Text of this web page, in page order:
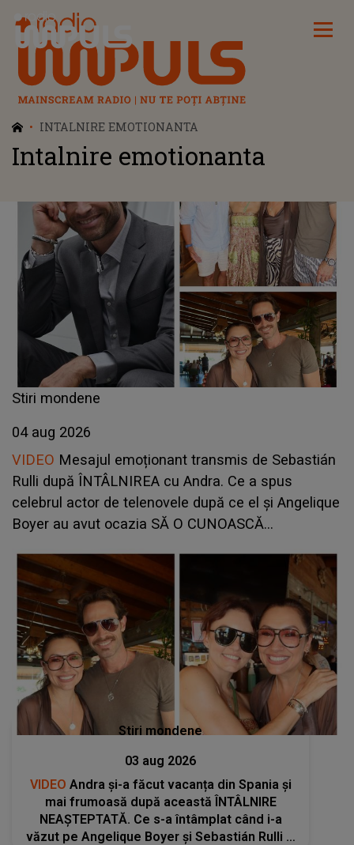
Radio Impuls
INTALNIRE EMOTIONANTA
Intalnire emotionanta
Stiri mondene
04 aug 2026
VIDEO Mesajul emoționant transmis de Sebastián
Rulli după ÎNTÂLNIREA cu Andra. Ce a spus
celebrul actor de telenovele după ce el și Angelique
Boyer au avut ocazia SĂ O CUNOASCĂ
Stiri mondene
03 aug 2026
VIDEO Andra și-a făcut vacanța din Spania și
mai frumoasă după această ÎNTÂLNIRE
NEAȘTEPTATĂ. Ce s-a întâmplat când i-a
văzut pe Angelique Boyer și Sebastián Rulli și